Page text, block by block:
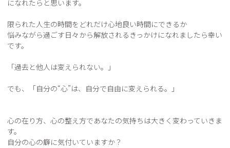
になれたらと思います。
限られた人生の時間をどれだけ心地良い時間にできるか
悩みながら過ごす日々から解放されるきっかけになれましたら幸い
です。
「過去と他人は変えられない。」
でも、「自分の“心”は、自分で自由に変えられる。」
心の在り方、心の整え方であなたの気持ちは大きく変わっていきま
す。
自分の心の癖に気付いていますか？